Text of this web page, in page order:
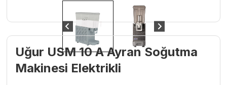
Uğur USM 10 A Ayran Soğutma
Makinesi Elektrikli